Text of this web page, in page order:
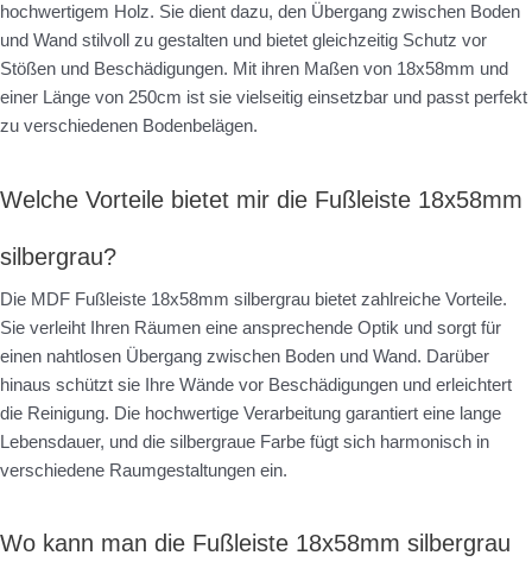
hochwertigem Holz. Sie dient dazu, den Übergang zwischen Boden
und Wand stilvoll zu gestalten und bietet gleichzeitig Schutz vor
Stößen und Beschädigungen. Mit ihren Maßen von 18x58mm und
einer Länge von 250cm ist sie vielseitig einsetzbar und passt perfekt
zu verschiedenen Bodenbelägen.
Welche Vorteile bietet mir die Fußleiste 18x58mm
silbergrau?
Die MDF Fußleiste 18x58mm silbergrau bietet zahlreiche Vorteile.
Sie verleiht Ihren Räumen eine ansprechende Optik und sorgt für
einen nahtlosen Übergang zwischen Boden und Wand. Darüber
hinaus schützt sie Ihre Wände vor Beschädigungen und erleichtert
die Reinigung. Die hochwertige Verarbeitung garantiert eine lange
Lebensdauer, und die silbergraue Farbe fügt sich harmonisch in
verschiedene Raumgestaltungen ein.
Wo kann man die Fußleiste 18x58mm silbergrau